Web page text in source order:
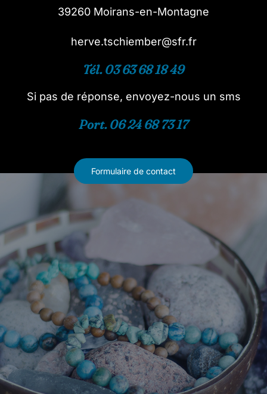
39260 Moirans-en-Montagne
herve.tschiember@sfr.fr
Tél. 03 63 68 18 49
Si pas de réponse, envoyez-nous un sms
Port. 06 24 68 73 17
Formulaire de contact